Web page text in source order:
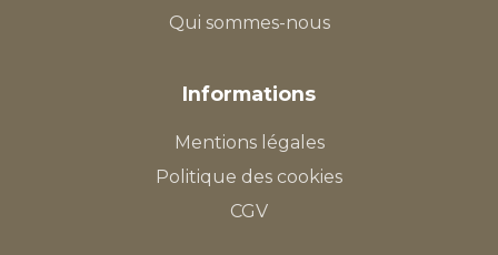
Qui sommes-nous
Informations
Mentions légales
Politique des cookies
CGV